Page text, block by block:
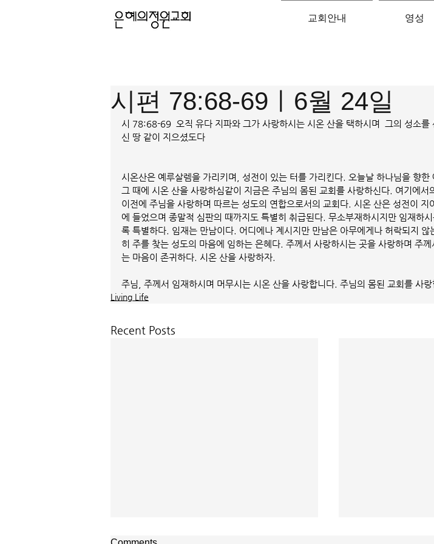
교회안내 영성
시편 78:68-69ㅣ6월 24일
시 78:68-69  오직 유다 지파와 그가 사랑하시는 시온 산을 택하시며  그의 성소를
신 땅 같이 지으셨도다
시온산은 예루살렘을 가리키며, 성전이 있는 터를 가리킨다. 오늘날 하나님을 향한
그 때에 시온 산을 사랑하심같이 지금은 주님의 몸된 교회를 사랑하신다. 여기에서
이전에 주님을 사랑하며 따르는 성도의 연합으로서의 교회다. 시온 산은 성전이 지
에 들었으며 종말적 심판의 때까지도 특별히 취급된다. 무소부재하시지만 임재하
록 특별하다. 임재는 만남이다. 어디에나 계시지만 만남은 아무에게나 허락되지 않
히 주를 찾는 성도의 마음에 임하는 은혜다. 주께서 사랑하시는 곳을 사랑하며 주
는 마음이 존귀하다. 시온 산을 사랑하자.
주님, 주께서 임재하시며 머무시는 시온 산을 사랑합니다. 주님의 몸된 교회를 사랑
Living Life
Recent Posts
매일 묵상ㅣ시편 37:22